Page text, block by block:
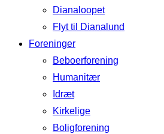
Dianaloopet
Flyt til Dianalund
Foreninger
Beboerforening
Humanitær
Idræt
Kirkelige
Boligforening